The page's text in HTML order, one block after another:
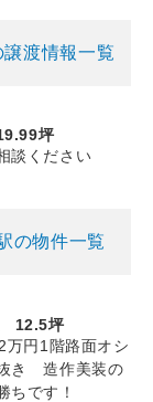
渡情報一覧
坪
談ください
の物件一覧
12.5坪
万円1階路面オシ
き 造作美装の
ちです！